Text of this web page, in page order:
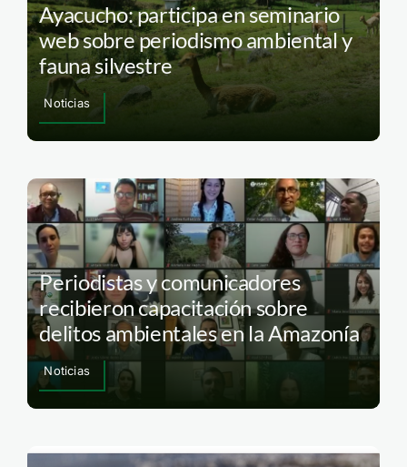
Ayacucho: participa en seminario
web sobre periodismo ambiental y
fauna silvestre
Noticias
Periodistas y comunicadores
recibieron capacitación sobre
delitos ambientales en la Amazonía
Noticias